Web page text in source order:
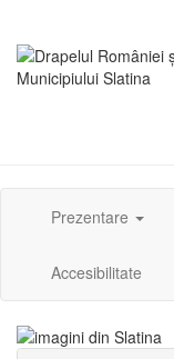
Prezentare
Accesibilitate